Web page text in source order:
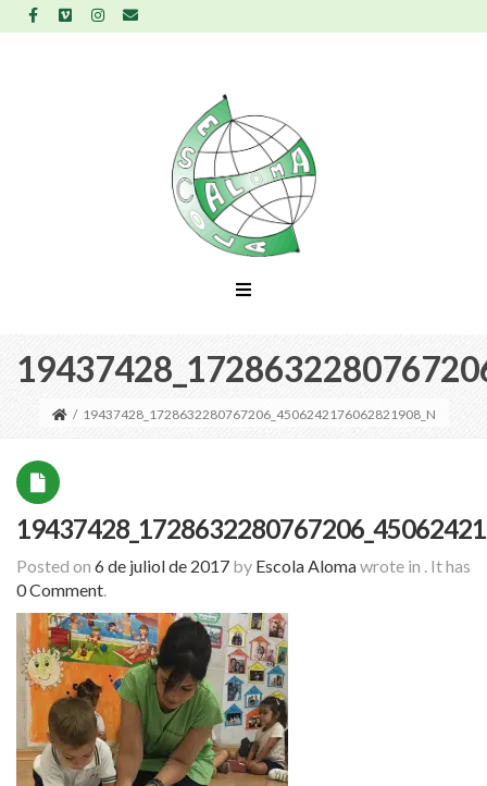
/ 19437428_1728632280767206_4506242176062821908_N
Posted on 6 de juliol de 2017 by Escola Alomawrote in . It has
0 Comment.